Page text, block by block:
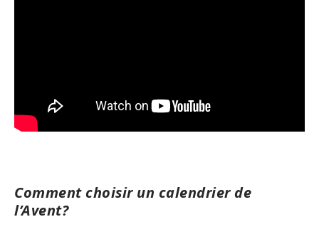
Comment choisir un calendrier de
l’Avent?